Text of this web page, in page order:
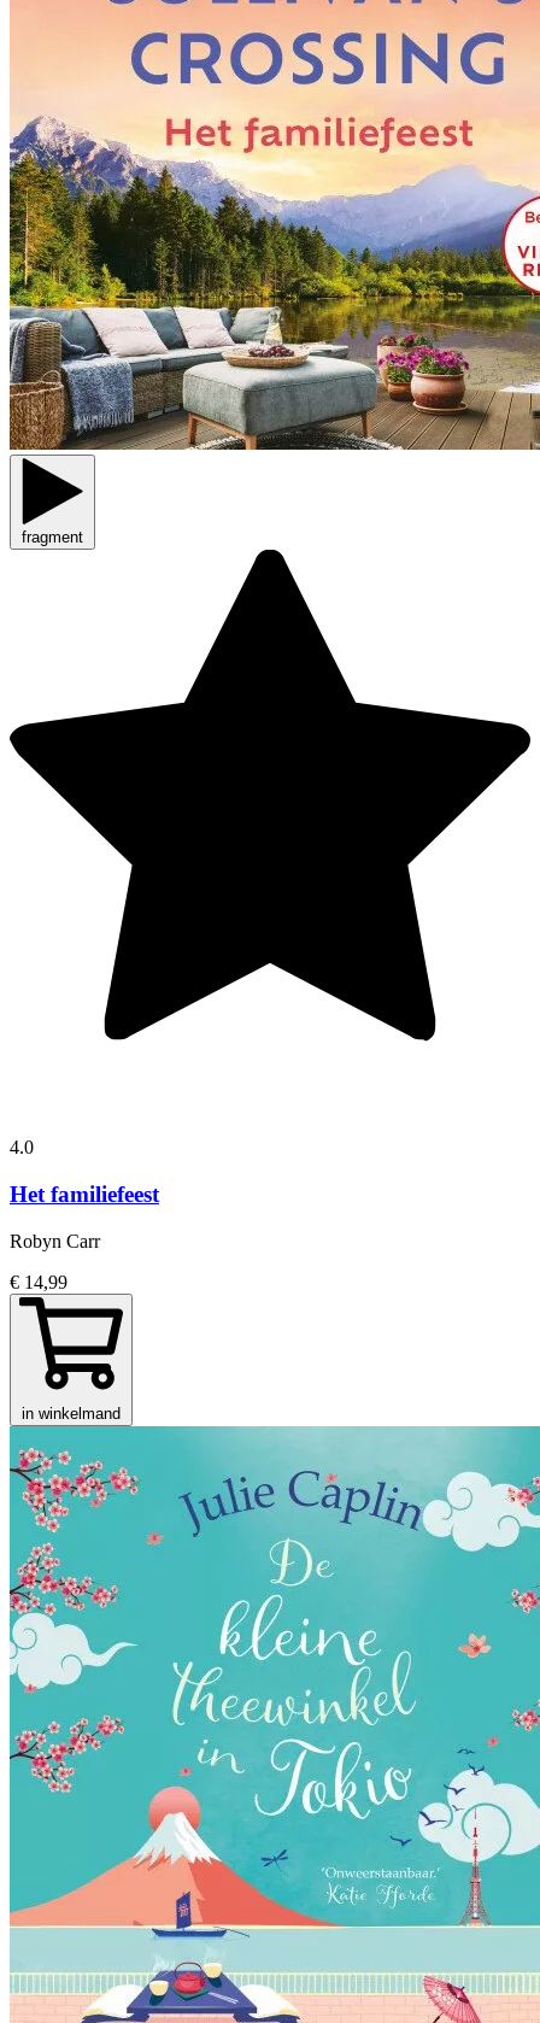
fragment
4.0
Het familiefeest
Robyn Carr
€ 14,99
in winkelmand